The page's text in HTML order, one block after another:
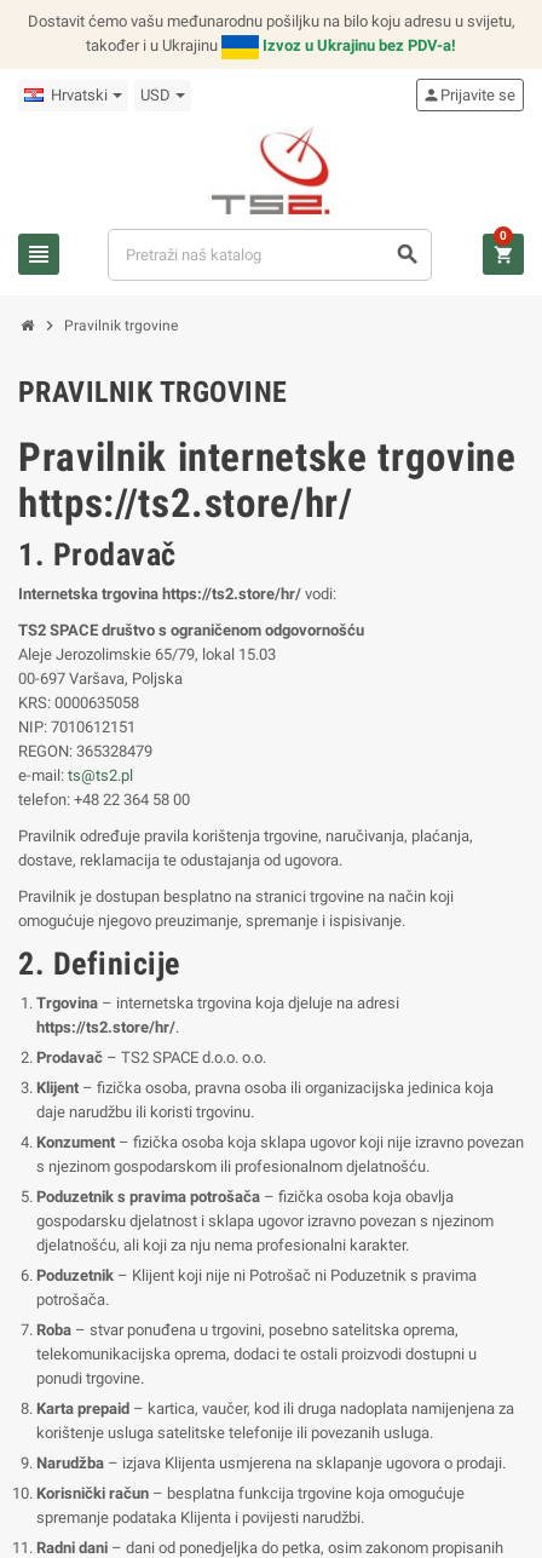
Dostavit ćemo vašu međunarodnu pošiljku na bilo koju adresu u svijetu,
također i u Ukrajinu
Izvoz u Ukrajinu bez PDV-a!
Hrvatski USD
view_headline search
person Prijavite se
shopping_cart
0
chevron_right Pravilnik trgovine
PRAVILNIK TRGOVINE
Pravilnik internetske trgovine
https://ts2.store/hr/
1. Prodavač
Internetska trgovina https://ts2.store/hr/ vodi:
TS2 SPACE društvo s ograničenom odgovornošću
Aleje Jerozolimskie 65/79, lokal 15.03
00-697 Varšava, Poljska
KRS: 0000635058
NIP: 7010612151
REGON: 365328479
e-mail: ts@ts2.pl
telefon: +48 22 364 58 00
Pravilnik određuje pravila korištenja trgovine, naručivanja, plaćanja,
dostave, reklamacija te odustajanja od ugovora.
Pravilnik je dostupan besplatno na stranici trgovine na način koji
omogućuje njegovo preuzimanje, spremanje i ispisivanje.
2. Definicije
Trgovina – internetska trgovina koja djeluje na adresi
https://ts2.store/hr/.
Prodavač – TS2 SPACE d.o.o. o.o.
Klijent – fizička osoba, pravna osoba ili organizacijska jedinica koja
daje narudžbu ili koristi trgovinu.
Konzument – fizička osoba koja sklapa ugovor koji nije izravno povezan
s njezinom gospodarskom ili profesionalnom djelatnošću.
Poduzetnik s pravima potrošača – fizička osoba koja obavlja
gospodarsku djelatnost i sklapa ugovor izravno povezan s njezinom
djelatnošću, ali koji za nju nema profesionalni karakter.
Poduzetnik – Klijent koji nije ni Potrošač ni Poduzetnik s pravima
potrošača.
Roba – stvar ponuđena u trgovini, posebno satelitska oprema,
telekomunikacijska oprema, dodaci te ostali proizvodi dostupni u
ponudi trgovine.
Karta prepaid – kartica, vaučer, kod ili druga nadoplata namijenjena za
korištenje usluga satelitske telefonije ili povezanih usluga.
Narudžba – izjava Klijenta usmjerena na sklapanje ugovora o prodaji.
Korisnički račun – besplatna funkcija trgovine koja omogućuje
spremanje podataka Klijenta i povijesti narudžbi.
Radni dani – dani od ponedjeljka do petka, osim zakonom propisanih